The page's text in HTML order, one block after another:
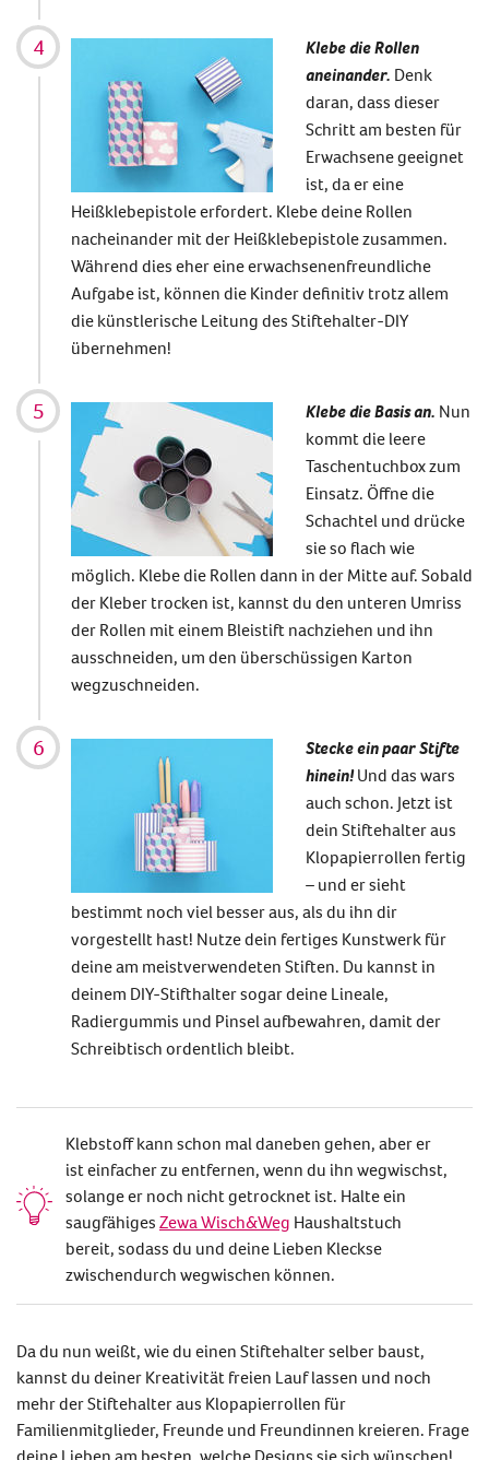
Klebe die Rollen
aneinander. Denk
daran, dass dieser
Schritt am besten für
Erwachsene geeignet
ist, da er eine
Heißklebepistole erfordert. Klebe deine Rollen
nacheinander mit der Heißklebepistole zusammen.
Während dies eher eine erwachsenenfreundliche
Aufgabe ist, können die Kinder definitiv trotz allem
die künstlerische Leitung des Stiftehalter-DIY
übernehmen!
Klebe die Basis an. Nun
kommt die leere
Taschentuchbox zum
Einsatz. Öffne die
Schachtel und drücke
sie so flach wie
möglich. Klebe die Rollen dann in der Mitte auf. Sobald
der Kleber trocken ist, kannst du den unteren Umriss
der Rollen mit einem Bleistift nachziehen und ihn
ausschneiden, um den überschüssigen Karton
wegzuschneiden.
Stecke ein paar Stifte
hinein!Und das wars
auch schon. Jetzt ist
dein Stiftehalter aus
Klopapierrollen fertig
– und er sieht
bestimmt noch viel besser aus, als du ihn dir
vorgestellt hast! Nutze dein fertiges Kunstwerk für
deine am meistverwendeten Stiften. Du kannst in
deinem DIY-Stifthaltersogar deine Lineale,
Radiergummis und Pinsel aufbewahren, damit der
Schreibtisch ordentlich bleibt.
Klebstoff kann schon mal daneben gehen, aber er
ist einfacher zu entfernen, wenn du ihn wegwischst,
solange er noch nicht getrocknet ist. Halte ein
saugfähiges Zewa Wisch&Weg Haushaltstuch
bereit, sodass du und deine Lieben Kleckse
zwischendurch wegwischen können.
Da du nun weißt, wie du einen Stiftehalter selber baust,
kannst du deiner Kreativität freien Lauf lassen und noch
mehr derStiftehalter aus Klopapierrollen für
Familienmitglieder, Freunde und Freundinnen kreieren. Frage
deine Lieben am besten, welche Designs sie sich wünschen!